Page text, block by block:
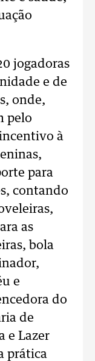
jogadoras
e de
onde,
pelo
à
para
contando
as
bola
e
do
de
e Lazer
prática